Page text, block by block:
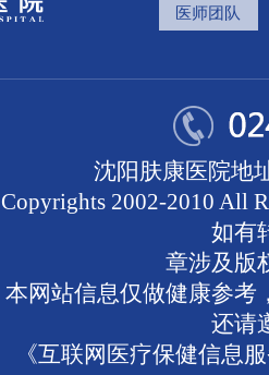
医师团队
沈阳肤康医院地
Copyrights 2002-2010 All
如有
章涉及版
本网站信息仅做健康参考
还请
《互联网医疗保健信息